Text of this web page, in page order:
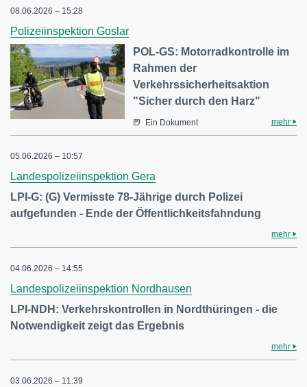
08.06.2026 – 15:28
Polizeiinspektion Goslar
POL-GS: Motorradkontrolle im
Rahmen der
Verkehrssicherheitsaktion
"Sicher durch den Harz"
Ein Dokument mehr
05.06.2026 – 10:57
Landespolizeiinspektion Gera
LPI-G: (G) Vermisste 78-Jährige durch Polizei
aufgefunden - Ende der Öffentlichkeitsfahndung
mehr
04.06.2026 – 14:55
Landespolizeiinspektion Nordhausen
LPI-NDH: Verkehrskontrollen in Nordthüringen - die
Notwendigkeit zeigt das Ergebnis
mehr
03.06.2026 – 11:39